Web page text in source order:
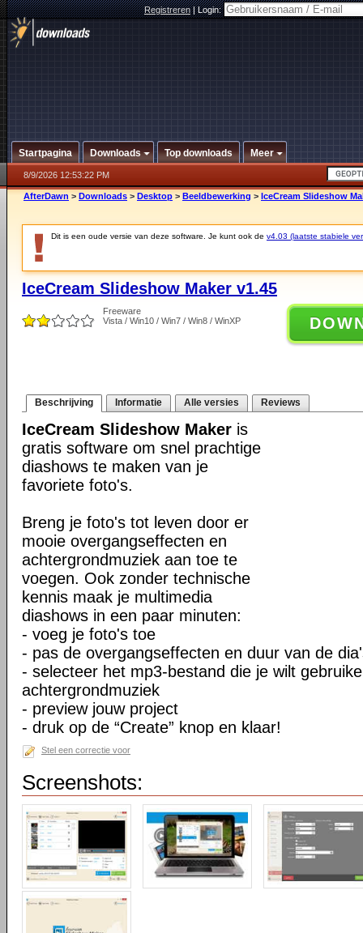
Registreren|Login:
Startpagina Downloads Top downloads Meer
8/9/2026 12:53:22 PM
AfterDawn > Downloads > Desktop > Beeldbewerking > IceCream Slideshow
Dit is een oude versie van deze software. Je kunt ook de v4.03 (laatste stabiele
IceCream Slideshow Maker v1.45
Freeware
Vista / Win10 / Win7 / Win8 / WinXP
Beschrijving Informatie Alle versies Reviews
IceCream Slideshow Maker is
gratis software om snel prachtige
diashows te maken van je
favoriete foto's.
Breng je foto's tot leven door er
mooie overgangseffecten en
achtergrondmuziek aan toe te
voegen. Ook zonder technische
kennis maak je multimedia
diashows in een paar minuten:
- voeg je foto's toe
- pas de overgangseffecten en duur van de
- selecteer het mp3-bestand die je wilt
achtergrondmuziek
- preview jouw project
- druk op de “Create” knop en klaar!
Stel een correctie voor
Screenshots: